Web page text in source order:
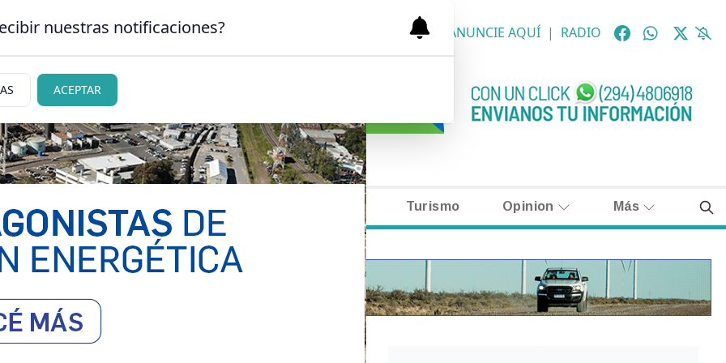
DE BARILOCHE CLASIFICADOS NECROLÓGICAS ANUNCIE AQUÍ | RADIO
Judiciales Turismo Opinion Más
nuestras notificaciones?
ACEPTAR